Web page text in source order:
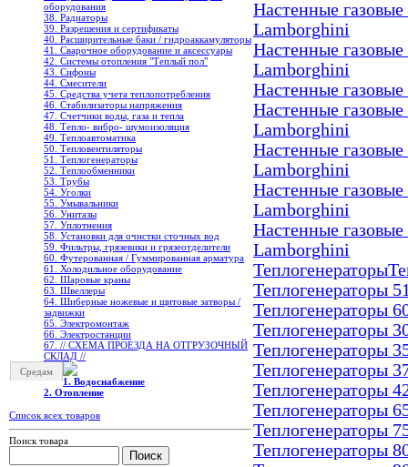
оборудования
38. Радиаторы
39. Разрешения и сертификаты
40. Расширительные баки / гидроаккамуляторы
41. Сварочное оборудование и аксессуары
42. Системы отопления "Теплый пол"
43. Сифоны
44. Смесители
45. Средства учета теплопотребления
46. Стабилизаторы напряжения
47. Счетчики воды, газа и тепла
48. Тепло- вибро- шумоизоляция
49. Теплоавтоматика
50. Тепловентиляторы
51. Теплогенераторы
52. Теплообменники
53. Трубы
54. Уголки
55. Умывальники
56. Унитазы
57. Уплотнения
58. Установки для очистки сточных вод
59. Фильтры, грязевики и грязеотделители
60. Футерованная / Гуммированная арматура
61. Холодильное oборудование
62. Шаровые краны
63. Швеллеры
64. Шиберные ножевые и щитовые затворы /
задвижки
65. Электромонтаж
66. Электростанции
67. // СХЕМА ПРОЕЗДА НА ОТГРУЗОЧНЫЙ
СКЛАД //
Средам
1. Водоснабжение
2. Отопление
Список всех товаров
Поиск товара
Настенные
Lamborghini
Настенные
Lamborghini
Настенные
Настенные
Lamborghini
Настенные
Lamborghini
Настенные
Lamborghini
Настенные
Lamborghini
Теплогенераторы
Теплогенераторы
Теплогенераторы
Теплогенераторы
Теплогенераторы
Теплогенераторы
Теплогенераторы
Теплогенераторы
Теплогенераторы
Теплогенераторы